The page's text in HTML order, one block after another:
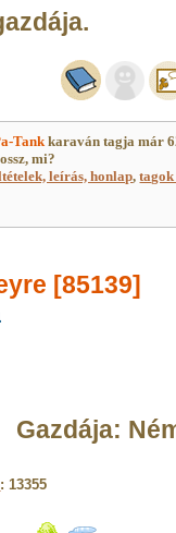
Tankkaraván tagja már
mi?
leírás, honlap,
[85139]
: 13355